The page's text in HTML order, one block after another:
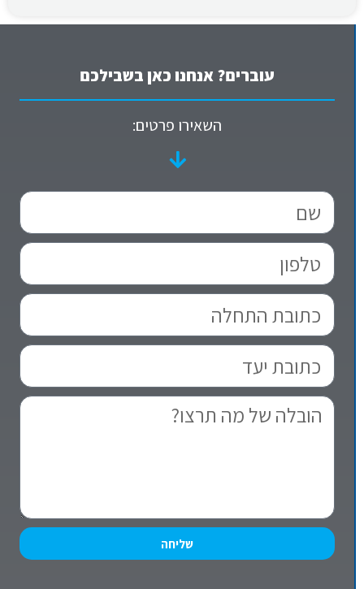
עוברים? אנחנו כאן בשבילכם
השאירו פרטים:
שליחה